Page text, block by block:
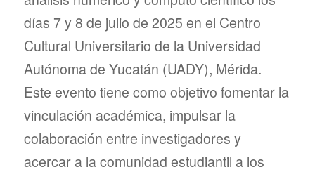
días 7 y 8 de julio de 2025 en el Centro
Cultural Universitario de la Universidad
Autónoma de Yucatán (UADY), Mérida.
Este evento tiene como objetivo fomentar la
vinculación académica, impulsar la
colaboración entre investigadores y
acercar a la comunidad estudiantil a los